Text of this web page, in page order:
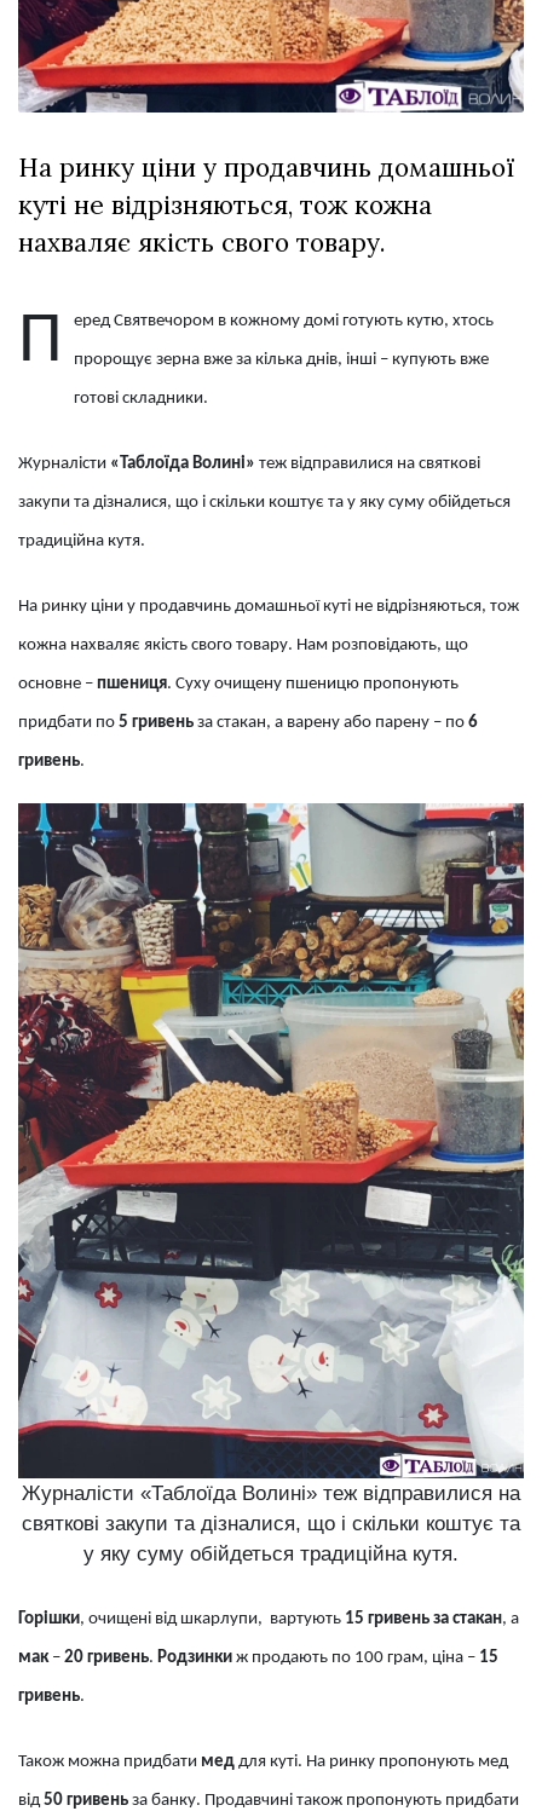
залишив у
Луцьку
три...
27 Липня 2026
725 переглядів
Всі розділи
Персона
Лайф
Афіша
Контакти
Політика конфіденційності
На ринку ціни у продавчинь домашньої
куті не відрізняються, тож кожна
нахваляє якість свого товару.
П еред Святвечором в кожному домі готують кутю, хтось
пророщує зерна вже за кілька днів, інші – купують вже
готові складники.
Журналісти «Таблоїда Волині» теж відправилися на святкові
закупи та дізналися, що і скільки коштує та у яку суму обійдеться
традиційна кутя.
На ринку ціни у продавчинь домашньої куті не відрізняються, тож
кожна нахваляє якість свого товару. Нам розповідають, що
основне – пшениця. Суху очищену пшеницю пропонують
придбати по 5 гривень за стакан, а варену або парену – по 6
гривень.
Журналісти «Таблоїда Волині» теж відправилися на
святкові закупи та дізналися, що і скільки коштує та
у яку суму обійдеться традиційна кутя.
Горішки, очищені від шкарлупи, вартують 15 гривень за стакан, а
мак– 20 гривень. Родзинки ж продають по 100 грам, ціна – 15
гривень.
Також можна придбати мед для куті. На ринку пропонують мед
від50 гривень за банку. Продавчині також пропонують придбати